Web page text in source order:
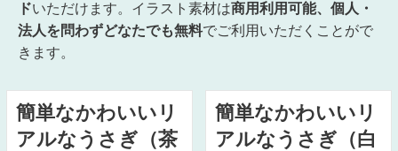
ドいただけます。イラスト素材は商用利用可能、個人・
法人を問わずどなたでも無料でご利用いただくことがで
きます。
簡単なかわいいリ
アルなうさぎ（茶
簡単なかわいいリ
アルなうさぎ（白